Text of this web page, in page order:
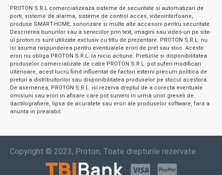
PROTON S.R.L comercializeaza sisteme de securitate si automatizari de
porti, sisteme de alarma, sisteme de control acces, videointerfoane,
produse SMART-HOME, sonorizare si multe alte accesorii pentru securitate.
Descrierea bunurilor sau a serviciilor prin text, imagini sau video-uri pe site-
ul proton.ro sunt utilizate exclusiv cu titlu de prezentare. PROTON S.R.L. nu
isi asuma raspunderea pentru eventualele erori de pret sau stoc. Aceste
erori nu obliga PROTON S.R.L. la nicio actiune. Preturile si disponibilitatea
produselor comercializate de catre PROTON S.R.L. pot suferi modificari
ulterioare, acest lucru fiind influentat de factori externi precum politica de
preturi a distribuitorilor sau disponibilitatea produselor pe stocul acestora.
De asemenea, PROTON S.R.L. isi rezerva dreptul de a corecta eventuale
omisiuni sau erori in afisare care pot surveni in urma unor greseli de
dactilografiere, lipsa de acuratete sau erori ale produselor software, fara a
anunta in prealabil.
Copyright © 2023, Proton, Toate drepturile rezervate